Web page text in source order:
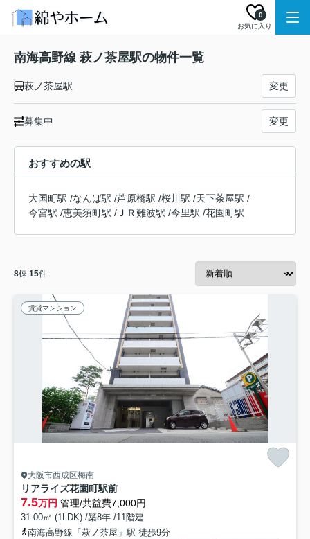
お気に入り
0
南海高野線 萩ノ茶屋駅の物件一覧
萩ノ茶屋駅 変更
募集中 変更
おすすめの駅
大国町駅 /なんば駅 /芦原橋駅 /桜川駅 /天下茶屋駅 /
今宮駅 /恵美須町駅 / ＪＲ難波駅 /今里駅 /花園町駅
8棟 15件
賃貸マンション
大阪市西成区梅南
リアライズ花園町駅前
7.5万円 管理/共益費7,000円
31.00㎡ (1LDK) /築8年 /11階建
南海高野線「萩ノ茶屋」駅 徒歩9分